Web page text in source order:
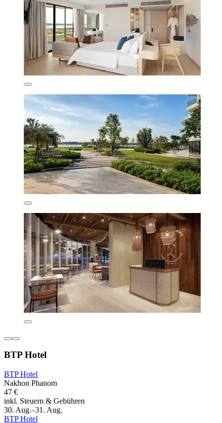
BTP Hotel
BTP Hotel
Nakhon Phanom
47 €
inkl. Steuern & Gebühren
30. Aug.–31. Aug.
BTP Hotel